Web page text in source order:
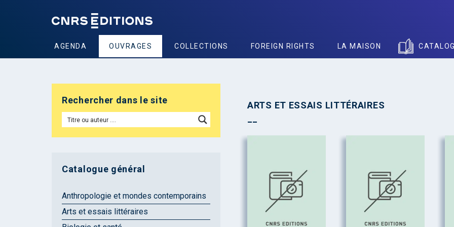
AGENDA OUVRAGES COLLECTIONS FOREIGN RIGHTS LA MAISON
ARTS ET ESSAIS LITTÉRAIRES
Rechercher dans le site
Catalogue général
Anthropologie et mondes contemporains
Arts et essais littéraires